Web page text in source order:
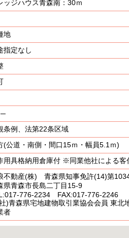
ッジハウス青森南：30ｍ
地
指定なし
条例、法第22条区域
(公道・南側・間口15ｍ・幅員5.1ｍ)
用具格納用倉庫付 ※同業他社による客
不動産(株) 青森県知事免許(14)第
県青森市長島二丁目15-9
017-776-2234 FAX:017-776-2246
)青森県宅地建物取引業協会会員 東北
者